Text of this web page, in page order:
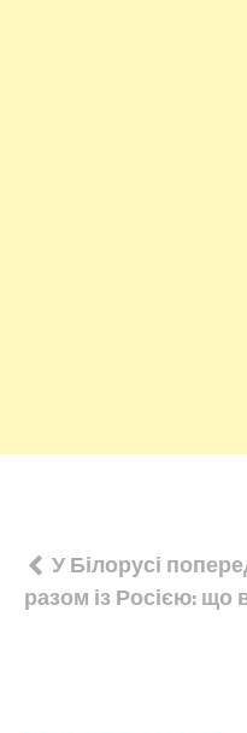
Навігація
записів
У Білорусі
разом із Росією: що